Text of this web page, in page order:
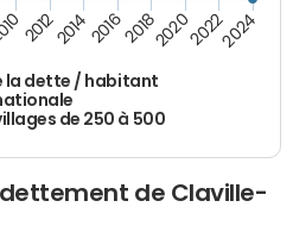
la dette / habitant
de 250 à 500
2012201420162018202020222024
de Claville-